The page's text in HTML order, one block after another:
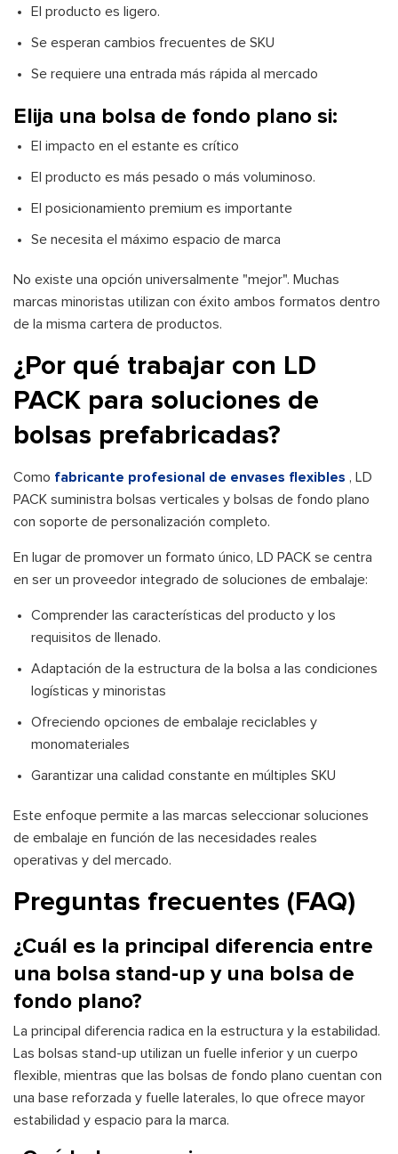
El producto es ligero.
Se esperan cambios frecuentes de SKU
Se requiere una entrada más rápida al mercado
Elija una bolsa de fondo plano si:
El impacto en el estante es crítico
El producto es más pesado o más voluminoso.
El posicionamiento premium es importante
Se necesita el máximo espacio de marca
No existe una opción universalmente "mejor". Muchas
marcas minoristas utilizan con éxito ambos formatos dentro
de la misma cartera de productos.
¿Por qué trabajar con LD
PACK para soluciones de
bolsas prefabricadas?
Como fabricante profesional de envases flexibles , LD
PACK suministra bolsas verticales y bolsas de fondo plano
con soporte de personalización completo.
En lugar de promover un formato único, LD PACK se centra
en ser un proveedor integrado de soluciones de embalaje:
Comprender las características del producto y los
requisitos de llenado.
Adaptación de la estructura de la bolsa a las condiciones
logísticas y minoristas
Ofreciendo opciones de embalaje reciclables y
monomateriales
Garantizar una calidad constante en múltiples SKU
Este enfoque permite a las marcas seleccionar soluciones
de embalaje en función de las necesidades reales
operativas y del mercado.
Preguntas frecuentes (FAQ)
¿Cuál es la principal diferencia entre
una bolsa stand-up y una bolsa de
fondo plano?
La principal diferencia radica en la estructura y la estabilidad.
Las bolsas stand-up utilizan un fuelle inferior y un cuerpo
flexible, mientras que las bolsas de fondo plano cuentan con
una base reforzada y fuelle laterales, lo que ofrece mayor
estabilidad y espacio para la marca.